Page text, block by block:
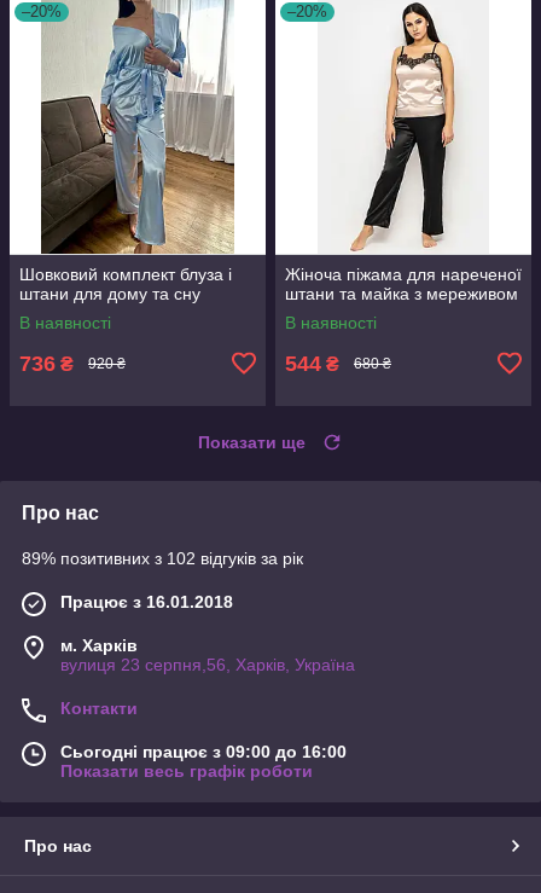
–20%
Шовковий комплект блуза і
штани для дому та сну
В наявності
736 ₴ 920 ₴
–20%
Жіноча піжама для нареченої
штани та майка з мереживом
В наявності
544 ₴ 680 ₴
Показати ще
Про нас
89% позитивних з 102 відгуків за рік
Працює з 16.01.2018
м. Харків
вулиця 23 серпня,56, Харків, Україна
Контакти
Сьогодні працює з 09:00 до 16:00
Показати весь графік роботи
Про нас